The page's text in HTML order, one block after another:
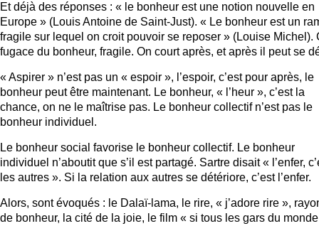
Et déjà des réponses : « le bonheur est une notion nouvelle en
Europe » (Louis Antoine de Saint-Just). « Le bonheur est un
fragile sur lequel on croit pouvoir se reposer » (Louise Michel).
fugace du bonheur, fragile. On court après, et après il peut se
« Aspirer » n’est pas un « espoir », l’espoir, c’est pour après, le
bonheur peut être maintenant. Le bonheur, « l’heur », c’est la
chance, on ne le maîtrise pas. Le bonheur collectif n’est pas le
bonheur individuel.
Le bonheur social favorise le bonheur collectif. Le bonheur
individuel n’aboutit que s’il est partagé. Sartre disait « l’enfer,
les autres ». Si la relation aux autres se détériore, c’est l’enfer.
Alors, sont évoqués : le Dalaï-lama, le rire, « j’adore rire »,
de bonheur, la cité de la joie, le film « si tous les gars du